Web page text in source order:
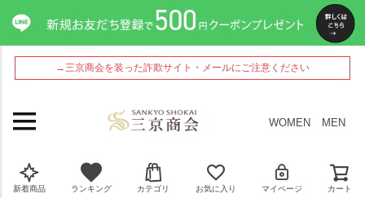
→三京商会を装った詐欺サイト・メールにご注意ください
WOMEN MEN
新着商品 ランキング カテゴリ お気に入り マイページ カート
ペー
ジト
ップ
へ